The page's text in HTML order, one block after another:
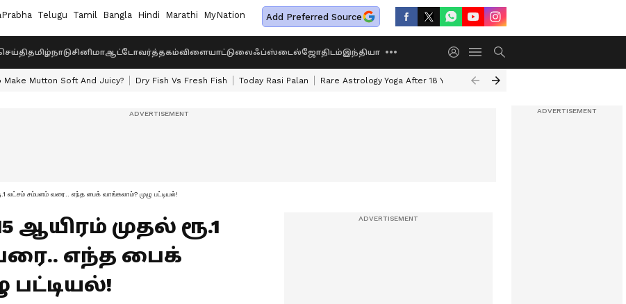
Telugu Tamil Bangla Hindi Marathi MyNation Add Preferred Source
தமிழ்நாடுசினிமாஆட்டோவர்த்தகம்விளையாட்டுலைஃப்ஸ்டைல்ஜோதிடம்இந்தியா
Make Mutton Soft And Juicy? Dry Fish Vs Fresh Fish Today Rasi Palan Rare Astrology Yoga After 18 Years Dwi Pushkar Yoga 2026
லட்சம் சம்பளம் வரை.. எந்த பைக் வாங்கலாம்? முழு பட்டியல்!
ஆயிரம் முதல் ரூ.1
எந்த பைக்
பட்டியல்!